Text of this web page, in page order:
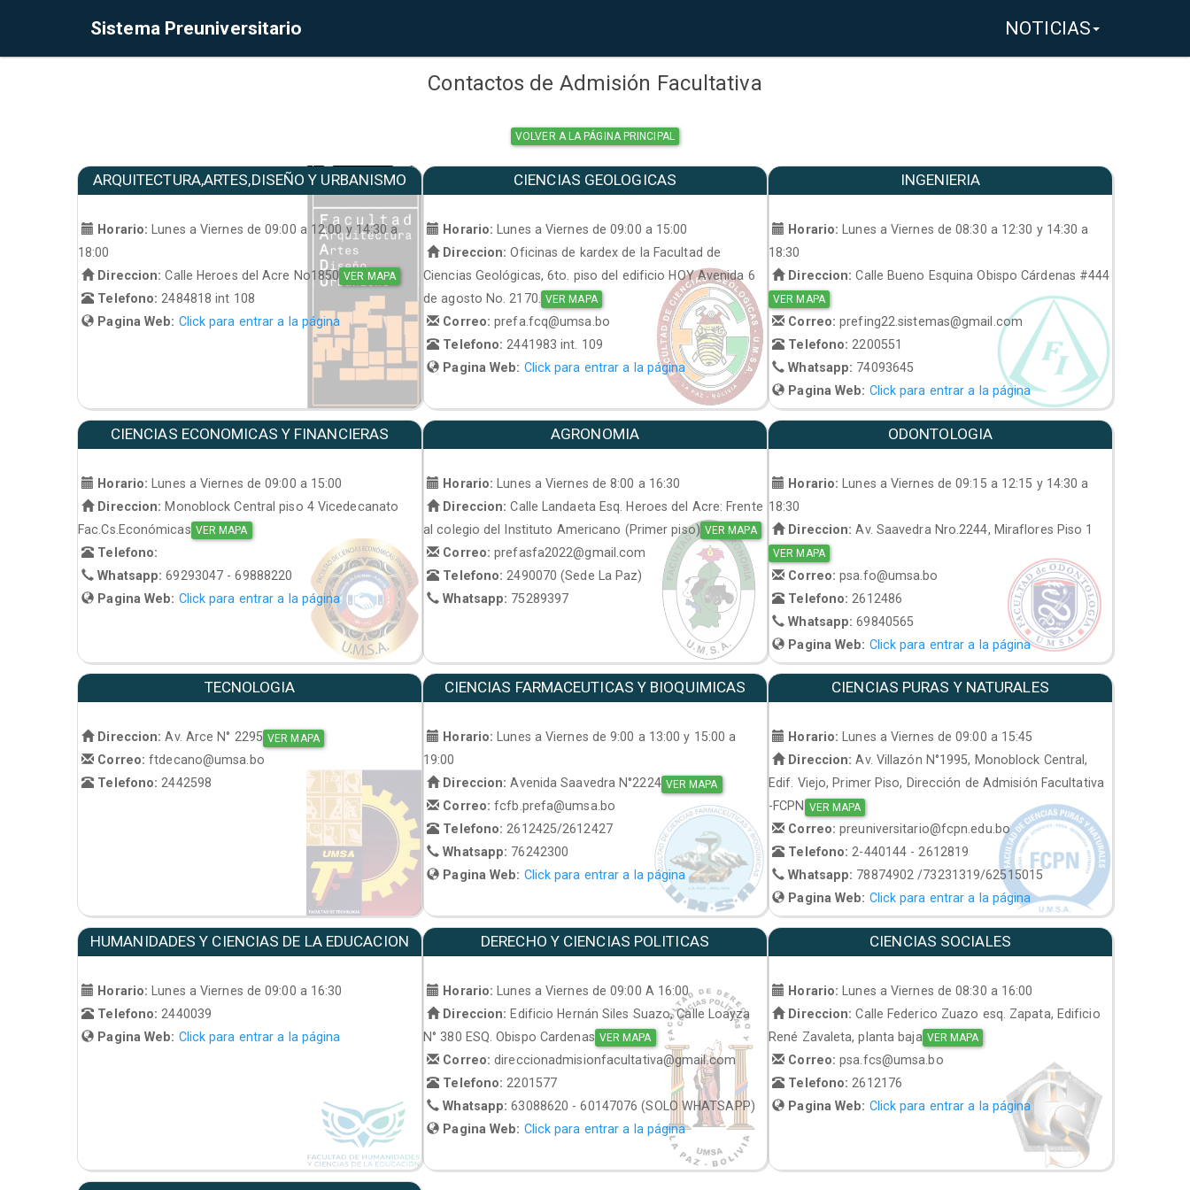
Sistema Preuniversitario NOTICIAS
Contactos de Admisión Facultativa
VOLVER A LA PÁGINA PRINCIPAL
ARQUITECTURA,ARTES,DISEÑO Y URBANISMO
Horario:
Lunes a Viernes de 09:00 a 12:00 y 14:30 a
18:00
Direccion: Calle Heroes del Acre No1850 VER MAPA
Telefono: 2484818 int 108
Pagina Web: Click para entrar a la página
CIENCIAS GEOLOGICAS
Horario:
Lunes a Viernes de 09:00 a 15:00
Direccion: Oficinas de kardex de la Facultad de
Ciencias Geológicas, 6to. piso del edificio HOY Avenida 6
de agosto No. 2170.
VER MAPA
Correo:prefa.fcq@umsa.bo
Telefono: 2441983 int. 109
Pagina Web: Click para entrar a la página
INGENIERIA
Horario:
Lunes a Viernes de 08:30 a 12:30 y 14:30 a
18:30
Direccion: Calle Bueno Esquina Obispo Cárdenas #444
VER MAPA
Correo:prefing22.sistemas@gmail.com
Telefono: 2200551
Whatsapp: 74093645
Pagina Web: Click para entrar a la página
CIENCIAS ECONOMICAS Y FINANCIERAS
Horario:
Lunes a Viernes de 09:00 a 15:00
Direccion: Monoblock Central piso 4 Vicedecanato
Fac.Cs.Económicas VER MAPA
Telefono:
Whatsapp:69293047 - 69888220
Pagina Web: Click para entrar a la página
AGRONOMIA
Horario:
Lunes a Viernes de 8:00 a 16:30
Direccion: Calle Landaeta Esq. Heroes del Acre: Frente
al colegio del Instituto Americano (Primer piso) VER MAPA
Correo:prefasfa2022@gmail.com
Telefono: 2490070 (Sede La Paz)
Whatsapp: 75289397
ODONTOLOGIA
Horario:
Lunes a Viernes de 09:15 a 12:15 y 14:30 a
18:30
Direccion: Av. Saavedra Nro.2244, Miraflores Piso 1
VER MAPA
Correo:psa.fo@umsa.bo
Telefono: 2612486
Whatsapp:69840565
Pagina Web: Click para entrar a la página
TECNOLOGIA
Direccion: Av. Arce N° 2295 VER MAPA
Correo:ftdecano@umsa.bo
Telefono:2442598
CIENCIAS FARMACEUTICAS Y BIOQUIMICAS
Horario: Lunes a Viernes de 9:00 a 13:00 y 15:00 a
19:00
Direccion: Avenida Saavedra N°2224 VER MAPA
Correo:fcfb.prefa@umsa.bo
Telefono:2612425/2612427
Whatsapp: 76242300
Pagina Web: Click para entrar a la página
CIENCIAS PURAS Y NATURALES
Horario: Lunes a Viernes de 09:00 a 15:45
Direccion: Av. Villazón N°1995, Monoblock Central,
Edif. Viejo, Primer Piso, Dirección de Admisión Facultativa
-FCPN VER MAPA
Correo:preuniversitario@fcpn.edu.bo
Telefono:2-440144 - 2612819
Whatsapp: 78874902 /73231319/62515015
Pagina Web: Click para entrar a la página
HUMANIDADES Y CIENCIAS DE LA EDUCACION
Horario:
Lunes a Viernes de 09:00 a 16:30
Telefono: 2440039
Pagina Web: Click para entrar a la página
DERECHO Y CIENCIAS POLITICAS
Horario:
Lunes a Viernes de 09:00 A 16:00
Direccion: Edificio Hernán Siles Suazo, Calle Loayza
N° 380 ESQ. Obispo Cardenas VER MAPA
Correo:direccionadmisionfacultativa@gmail.com
Telefono: 2201577
Whatsapp:63088620 - 60147076 (SOLO WHATSAPP)
Pagina Web: Click para entrar a la página
CIENCIAS SOCIALES
Horario:
Lunes a Viernes de 08:30 a 16:00
Direccion: Calle Federico Zuazo esq. Zapata, Edificio
René Zavaleta, planta baja VER MAPA
Correo:psa.fcs@umsa.bo
Telefono: 2612176
Pagina Web: Click para entrar a la página